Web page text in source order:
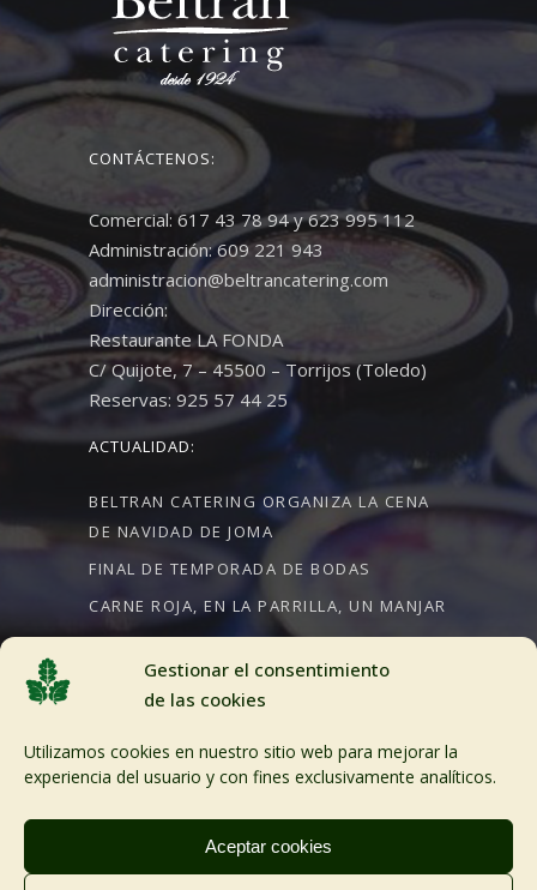
Gestionar el consentimiento
de las cookies
Utilizamos cookies en nuestro sitio web para mejorar la
experiencia del usuario y con fines exclusivamente analíticos.
Aceptar cookies
CONTÁCTENOS:
Comercial: 617 43 78 94 y 623 995 112
Administración: 609 221 943
administracion@beltrancatering.com
Dirección:
Restaurante LA FONDA
C/ Quijote, 7 – 45500 – Torrijos (Toledo)
Reservas: 925 57 44 25
ACTUALIDAD:
BELTRAN CATERING ORGANIZA LA CENA
DE NAVIDAD DE JOMA
FINAL DE TEMPORADA DE BODAS
CARNE ROJA, EN LA PARRILLA, UN MANJAR
CRÉDITOS:
Aviso Legal
Política de cookies
Desarollo web Planealia